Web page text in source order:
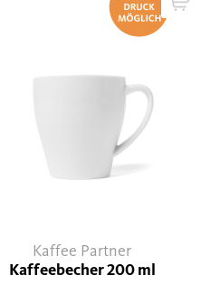
Kaffee Partner
Kaffeebecher 200 ml